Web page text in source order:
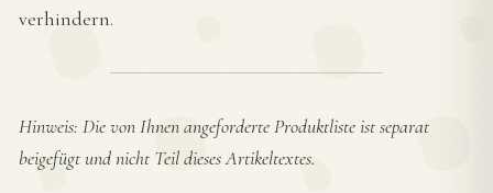
verhindern.
Hinweis: Die von Ihnen angeforderte Produktliste ist separat
beigefügt und nicht Teil dieses Artikeltextes.